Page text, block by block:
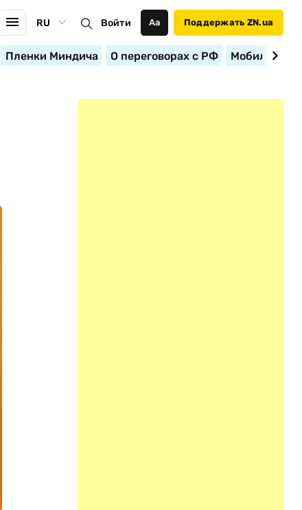
RU Войти Аа Поддержать ZN.ua
Пленки Миндича О переговорах с РФ